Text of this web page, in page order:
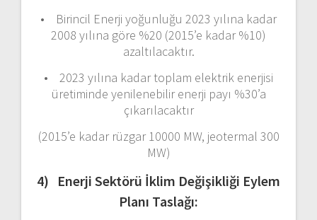
• Birincil Enerji yoğunluğu 2023 yılına kadar
2008 yılına göre %20 (2015’e kadar %10)
azaltılacaktır.
• 2023 yılına kadar toplam elektrik enerjisi
üretiminde yenilenebilir enerji payı %30’a
çıkarılacaktır
(2015’e kadar rüzgar 10000 MW, jeotermal 300
MW)
4) Enerji Sektörü İklim Değişikliği Eylem
Planı Taslağı: